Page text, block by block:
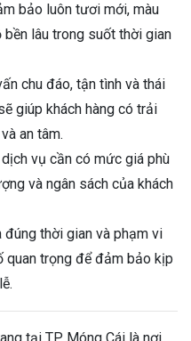
bảo luôn tươi mới, màu
lâu trong suốt thời gian
chu đáo, tận tình và thái
giúp khách hàng có trải
an tâm.
vụ cần có mức giá phù
và ngân sách của khách
đúng thời gian và phạm vi
quan trọng để đảm bảo kịp